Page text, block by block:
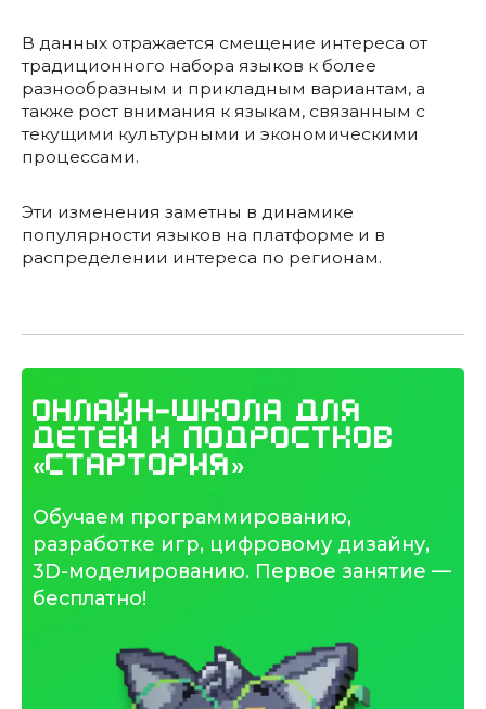
В данных отражается смещение интереса от
традиционного набора языков к более
разнообразным и прикладным вариантам, а
также рост внимания к языкам, связанным с
текущими культурными и экономическими
процессами.
Эти изменения заметны в динамике
популярности языков на платформе и в
распределении интереса по регионам.
Онлайн-школа для
детей и подростков
«Стартория»
Обучаем программированию,
разработке игр, цифровому дизайну,
3D-моделированию. Первое занятие —
бесплатно!